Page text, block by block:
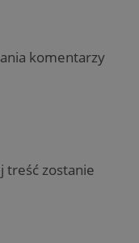
komentarzy
treść zostanie